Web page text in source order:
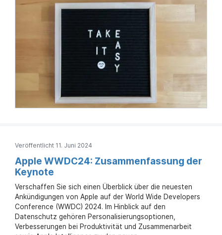
Veröffentlicht 11. Juni 2024
Apple WWDC24: Zusammenfassung der
Keynote
Verschaffen Sie sich einen Überblick über die neuesten
Ankündigungen von Apple auf der World Wide Developers
Conference (WWDC) 2024. Im Hinblick auf den
Datenschutz gehören Personalisierungsoptionen,
Verbesserungen bei Produktivität und Zusammenarbeit